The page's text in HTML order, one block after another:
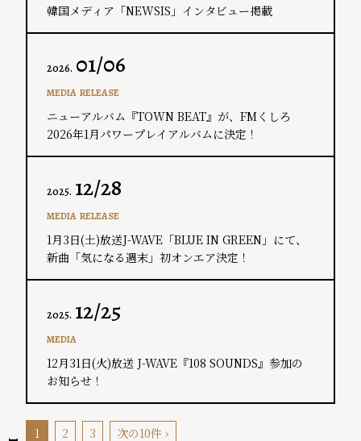
韓国メディア「NEWSIS」インタビュー掲載
2026. 01/06
MEDIA RELEASE
ニューアルバム『TOWN BEAT』が、FMくしろ
2026年1月パワープレイアルバムに決定！
2025. 12/28
MEDIA RELEASE
1月3日(​土)放送J-WAVE「​BLUE IN GREEN」にて、
新曲「気になる週末」初オンエア決定！
2025. 12/25
MEDIA
12月31日(火)放送 J-WAVE『108 SOUNDS』参加の
お知らせ！
1 2 3 次の10件 ›